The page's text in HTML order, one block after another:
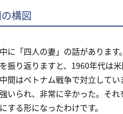
構図
に「四人の妻」の話がありま
振り返りますと、1960年代は
間はベトナム戦争で対立して
いられ、非常に辛かった。そ
する形になったわけです。